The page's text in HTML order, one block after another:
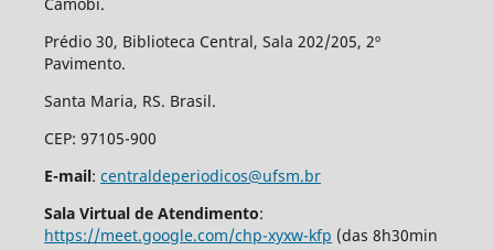
Camobi.
Prédio 30, Biblioteca Central, Sala 202/205, 2º
Pavimento.
Santa Maria, RS. Brasil.
CEP: 97105-900
E-mail: centraldeperiodicos@ufsm.br
Sala Virtual de Atendimento:
https://meet.google.com/chp-xyxw-kfp (das 8h30min